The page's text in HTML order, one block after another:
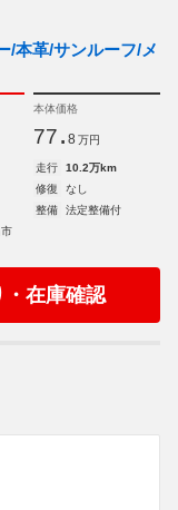
/本革/サンルーフ/メ
本体価格
77. 8 万円
走行
10.2万km
修復
なし
整備
法定整備付
・在庫確認